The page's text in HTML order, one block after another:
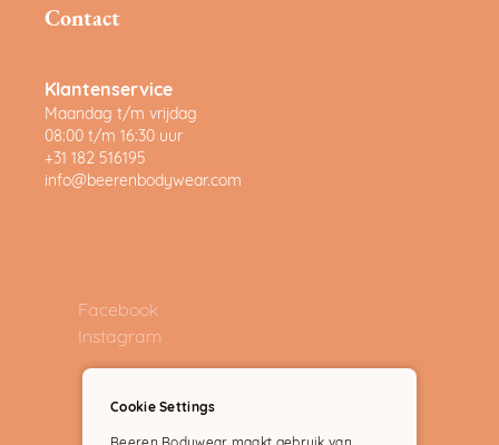
Contact
Klantenservice
Maandag t/m vrijdag
08:00 t/m 16:30 uur
+31 182 516195
info@beerenbodywear.com
Facebook
Instagram
Cookie Settings